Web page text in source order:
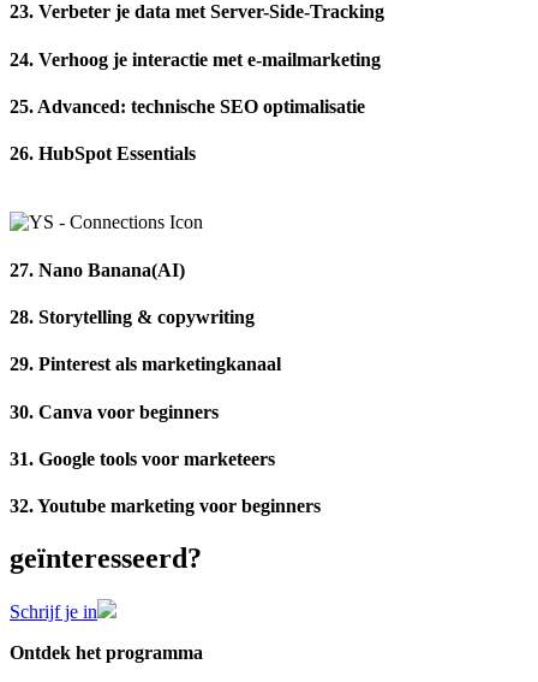
23. Verbeter je data met Server-Side-Tracking
24. Verhoog je interactie met e-mailmarketing
25. Advanced: technische SEO optimalisatie
26. HubSpot Essentials
27. Nano Banana(AI)
28. Storytelling & copywriting
29. Pinterest als marketingkanaal
30. Canva voor beginners
31. Google tools voor marketeers
32. Youtube marketing voor beginners
geïnteresseerd?
Schrijf je in
Ontdek het programma